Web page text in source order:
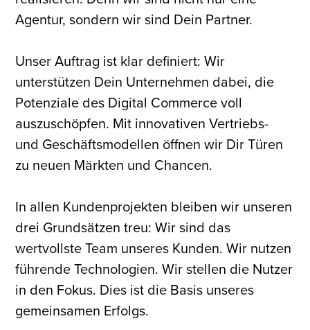
Agentur, sondern wir sind Dein Partner.
Unser Auftrag ist klar definiert: Wir
unterstützen Dein Unternehmen dabei, die
Potenziale des Digital Commerce voll
auszuschöpfen. Mit innovativen Vertriebs-
und Geschäftsmodellen öffnen wir Dir Türen
zu neuen Märkten und Chancen.
In allen Kundenprojekten bleiben wir unseren
drei Grundsätzen treu: Wir sind das
wertvollste Team unseres Kunden. Wir nutzen
führende Technologien. Wir stellen die Nutzer
in den Fokus. Dies ist die Basis unseres
gemeinsamen Erfolgs.